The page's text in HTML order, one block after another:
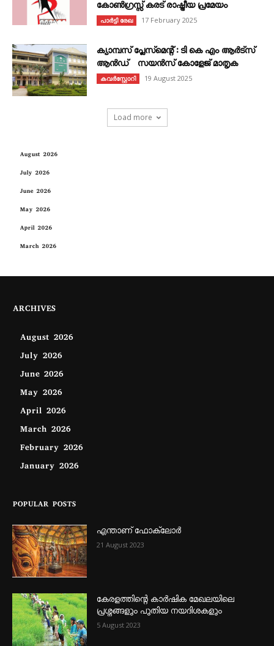
കോൺഗ്രസ്സ് കരട് രാഷ്ട്രീയ പ്രമേയം
പാർട്ടി രേഖ 17 February 2025
ക്യാമ്പസ് പ്ലേസ്മെന്റ് : ടി കെ എം ആർട്സ്
ആൻഡ് സയൻസ് കോളേജ് മാതൃക
കവര്‍സ്റ്റോറി 19 August 2025
Load more
August 2026
July 2026
June 2026
May 2026
April 2026
March 2026
ARCHIVES
August 2026
July 2026
June 2026
May 2026
April 2026
March 2026
February 2026
January 2026
POPULAR POSTS
എന്താണ്‌ ഫോക്‌ലോർ
21 August 2023
കേരളത്തിന്റെ കാർഷിക മേഖലയിലെ
പ്രശ്നങ്ങളും പുതിയ നയദിശകളും
5 August 2023